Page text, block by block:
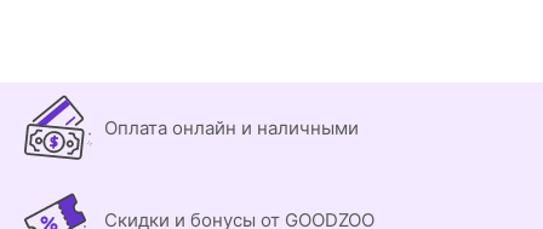
Оплата онлайн и наличными
Скидки и бонусы от GOODZOO